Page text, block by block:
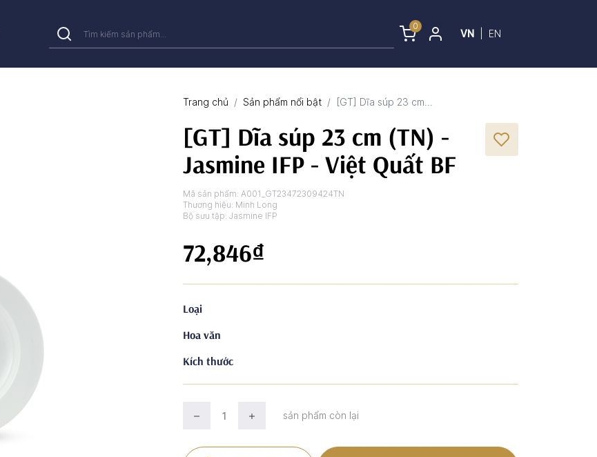
0
VN EN
Trang chủ Sản phẩm nổi bật [GT] Dĩa súp 23 cm...
[GT] Dĩa súp 23 cm (TN) -
Jasmine IFP - Việt Quất BF
Mã sản phẩm:A001_GT23472309424TN
Thương hiệu: Minh Long
Bộ sưu tập:Jasmine IFP
72,846₫
Loại
Hoa văn
Kích thước
sản phẩm còn lại